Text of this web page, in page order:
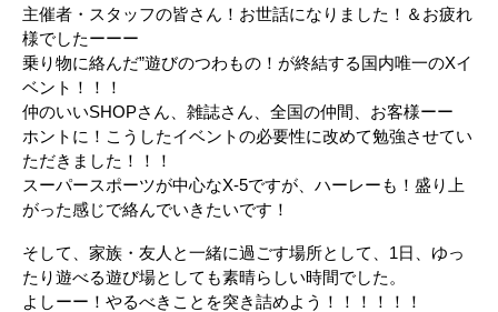
主催者・スタッフの皆さん！お世話になりました！＆お疲れ
様でしたーーー
乗り物に絡んだ”遊びのつわもの！が終結する国内唯一のXイ
ベント！！！
仲のいいSHOPさん、雑誌さん、全国の仲間、お客様ーー
ホントに！こうしたイベントの必要性に改めて勉強させてい
ただきました！！！
スーパースポーツが中心なX-5ですが、ハーレーも！盛り上
がった感じで絡んでいきたいです！
そして、家族・友人と一緒に過ごす場所として、1日、ゆっ
たり遊べる遊び場としても素晴らしい時間でした。
よしーー！やるべきことを突き詰めよう！！！！！！